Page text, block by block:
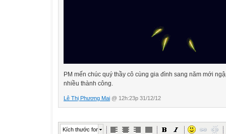
PM mến chúc quý thầy cô cùng gia đình sang năm mới
nhiều thành công.
Lê Thị Phương Mai @ 12h:23p 31/12/12
Kích thước font